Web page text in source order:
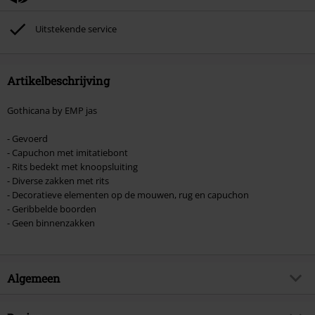
Toten Hosen, Metality, cadeaubonnen en artikelen met een inbegrepen
donatie zijn uitgesloten van de korting.
Uitstekende service
Artikelbeschrijving
Gothicana by EMP jas
- Gevoerd
- Capuchon met imitatiebont
- Rits bedekt met knoopsluiting
- Diverse zakken met rits
- Decoratieve elementen op de mouwen, rug en capuchon
- Geribbelde boorden
- Geen binnenzakken
Algemeen